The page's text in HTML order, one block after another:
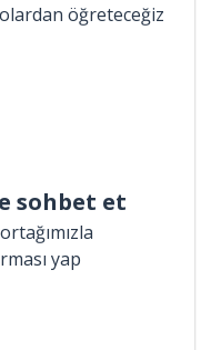
öğreteceğiz
sohbet et
yap